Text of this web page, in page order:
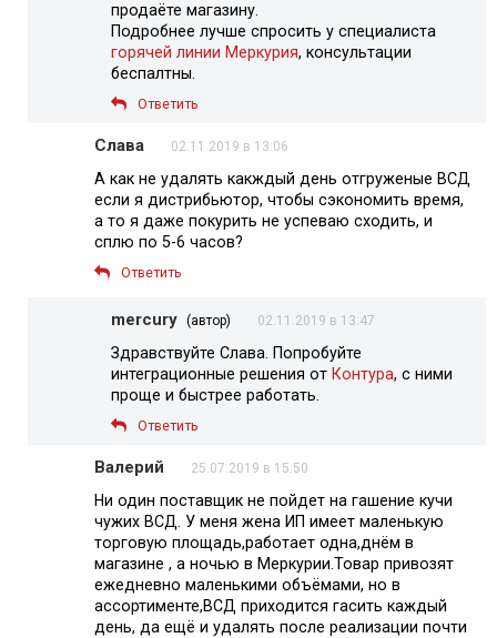
продаёте магазину.
Подробнее лучше спросить у специалиста
горячей линии Меркурия, консультации
беспалтны.
Ответить
Слава 02.11.2019 в 13:06
А как не удалять какждый день отгруженые ВСД
если я дистрибьютор, чтобы сэкономить время,
а то я даже покурить не успеваю сходить, и
сплю по 5-6 часов?
Ответить
mercury (автор) 02.11.2019 в 13:47
Здравствуйте Слава. Попробуйте
интеграционные решения от Контура, с ними
проще и быстрее работать.
Ответить
Валерий 25.07.2019 в 15:50
Ни один поставщик не пойдет на гашение кучи
чужих ВСД. У меня жена ИП имеет маленькую
торговую площадь,работает одна,днём в
магазине , а ночью в Меркурии.Товар привозят
ежедневно маленькими объёмами, но в
ассортименте,ВСД приходится гасить каждый
день, да ещё и удалять после реализации почти